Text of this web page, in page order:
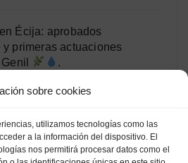
sobre cookies
utilizamos tecnologías como las
a la información del dispositivo. El
nos permitirá procesar datos como el
Écija: aprobados
primeras actuaciones
.
y compás para reciclar